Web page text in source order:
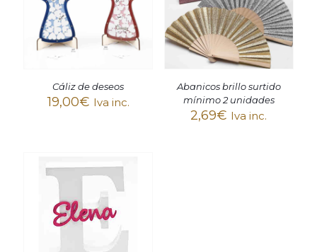
Cáliz de deseos
19,00€ Iva inc.
Abanicos brillo surtido
mínimo 2 unidades
2,69€ Iva inc.